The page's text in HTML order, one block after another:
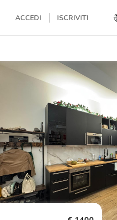
ACCEDI ISCRIVITI